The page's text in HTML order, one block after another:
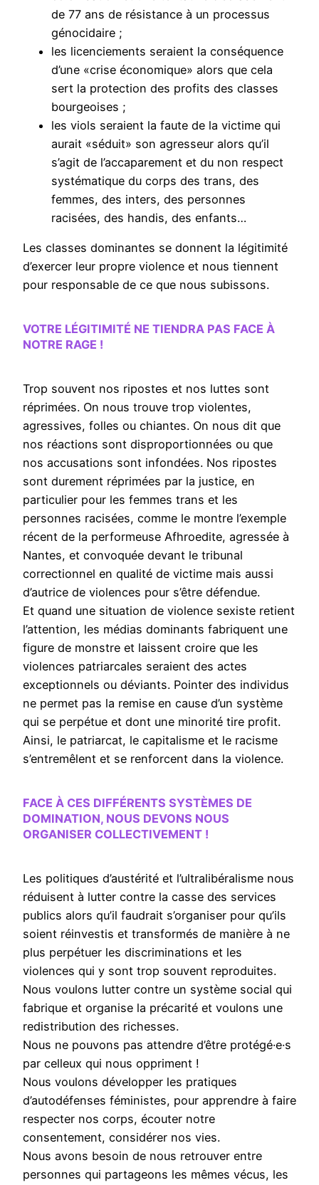
de 77 ans de résistance à un processus
génocidaire ;
les licenciements seraient la conséquence
d’une «crise économique» alors que cela
sert la protection des profits des classes
bourgeoises ;
les viols seraient la faute de la victime qui
aurait «séduit» son agresseur alors qu’il
s’agit de l’accaparement et du non respect
systématique du corps des trans, des
femmes, des inters, des personnes
racisées, des handis, des enfants…
Les classes dominantes se donnent la légitimité
d’exercer leur propre violence et nous tiennent
pour responsable de ce que nous subissons.
VOTRE LÉGITIMITÉ NE TIENDRA PAS FACE À
NOTRE RAGE !
Trop souvent nos ripostes et nos luttes sont
réprimées. On nous trouve trop violentes,
agressives, folles ou chiantes. On nous dit que
nos réactions sont disproportionnées ou que
nos accusations sont infondées. Nos ripostes
sont durement réprimées par la justice, en
particulier pour les femmes trans et les
personnes racisées, comme le montre l’exemple
récent de la performeuse Afhroedite, agressée à
Nantes, et convoquée devant le tribunal
correctionnel en qualité de victime mais aussi
d’autrice de violences pour s’être défendue.
Et quand une situation de violence sexiste retient
l’attention, les médias dominants fabriquent une
figure de monstre et laissent croire que les
violences patriarcales seraient des actes
exceptionnels ou déviants. Pointer des individus
ne permet pas la remise en cause d’un système
qui se perpétue et dont une minorité tire profit.
Ainsi, le patriarcat, le capitalisme et le racisme
s’entremêlent et se renforcent dans la violence.
FACE À CES DIFFÉRENTS SYSTÈMES DE
DOMINATION, NOUS DEVONS NOUS
ORGANISER COLLECTIVEMENT !
Les politiques d’austérité et l’ultralibéralisme nous
réduisent à lutter contre la casse des services
publics alors qu’il faudrait s’organiser pour qu’ils
soient réinvestis et transformés de manière à ne
plus perpétuer les discriminations et les
violences qui y sont trop souvent reproduites.
Nous voulons lutter contre un système social qui
fabrique et organise la précarité et voulons une
redistribution des richesses.
Nous ne pouvons pas attendre d’être protégé·e·s
par celleux qui nous oppriment !
Nous voulons développer les pratiques
d’autodéfenses féministes, pour apprendre à faire
respecter nos corps, écouter notre
consentement, considérer nos vies.
Nous avons besoin de nous retrouver entre
personnes qui partageons les mêmes vécus, les